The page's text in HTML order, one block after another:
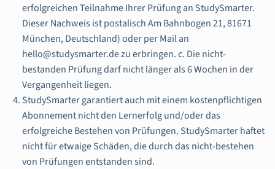
erfolgreichen Teilnahme Ihrer Prüfung an StudySmarter.
Dieser Nachweis ist postalisch Am Bahnbogen 21, 81671
München, Deutschland) oder per Mail an
hello@studysmarter.de zu erbringen. c. Die nicht-
bestanden Prüfung darf nicht länger als 6 Wochen in der
Vergangenheit liegen.
StudySmarter garantiert auch mit einem kostenpflichtigen
Abonnement nicht den Lernerfolg und/oder das
erfolgreiche Bestehen von Prüfungen. StudySmarter haftet
nicht für etwaige Schäden, die durch das nicht-bestehen
von Prüfungen entstanden sind.